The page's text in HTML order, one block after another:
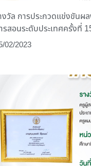
งวัล การประกวดแข่งขันผ
รสอนระดับประเทศครั้งที่
02/2023